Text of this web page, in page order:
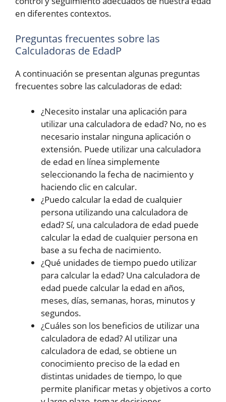
en diferentes contextos.
Preguntas frecuentes sobre las
Calculadoras de EdadP
A continuación se presentan algunas preguntas
frecuentes sobre las calculadoras de edad:
¿Necesito instalar una aplicación para
utilizar una calculadora de edad? No, no es
necesario instalar ninguna aplicación o
extensión. Puede utilizar una calculadora
de edad en línea simplemente
seleccionando la fecha de nacimiento y
haciendo clic en calcular.
¿Puedo calcular la edad de cualquier
persona utilizando una calculadora de
edad? Sí, una calculadora de edad puede
calcular la edad de cualquier persona en
base a su fecha de nacimiento.
¿Qué unidades de tiempo puedo utilizar
para calcular la edad? Una calculadora de
edad puede calcular la edad en años,
meses, días, semanas, horas, minutos y
segundos.
¿Cuáles son los beneficios de utilizar una
calculadora de edad? Al utilizar una
calculadora de edad, se obtiene un
conocimiento preciso de la edad en
distintas unidades de tiempo, lo que
permite planificar metas y objetivos a corto